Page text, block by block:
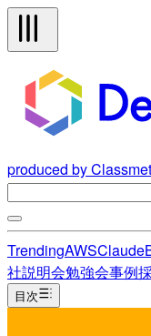
produced by
TrendingAWSClaude
社説明会勉強会事例
目次